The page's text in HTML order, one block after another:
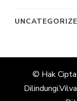
© Hak
Dilindungi.